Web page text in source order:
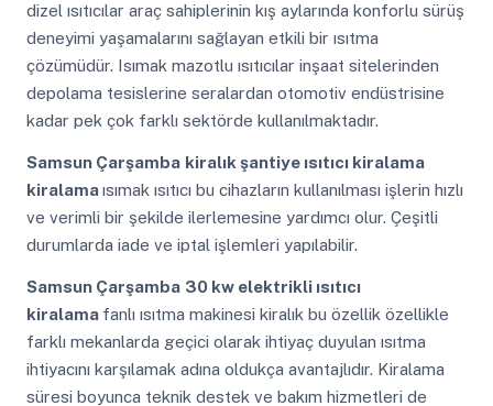
dizel ısıtıcılar araç sahiplerinin kış aylarında konforlu sürüş
deneyimi yaşamalarını sağlayan etkili bir ısıtma
çözümüdür. Isımak mazotlu ısıtıcılar inşaat sitelerinden
depolama tesislerine seralardan otomotiv endüstrisine
kadar pek çok farklı sektörde kullanılmaktadır.
Samsun Çarşamba kiralık şantiye ısıtıcı kiralama
kiralamaısımak ısıtıcı bu cihazların kullanılması işlerin hızlı
ve verimli bir şekilde ilerlemesine yardımcı olur. Çeşitli
durumlarda iade ve iptal işlemleri yapılabilir.
Samsun Çarşamba 30 kw elektrikli ısıtıcı
kiralama fanlı ısıtma makinesi kiralık bu özellik özellikle
farklı mekanlarda geçici olarak ihtiyaç duyulan ısıtma
ihtiyacını karşılamak adına oldukça avantajlıdır. Kiralama
süresi boyunca teknik destek ve bakım hizmetleri de